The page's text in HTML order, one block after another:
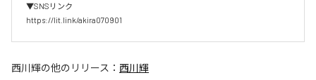
▼SNSリンク
https://lit.link/akira070901
西川輝の他のリリース： 西川輝